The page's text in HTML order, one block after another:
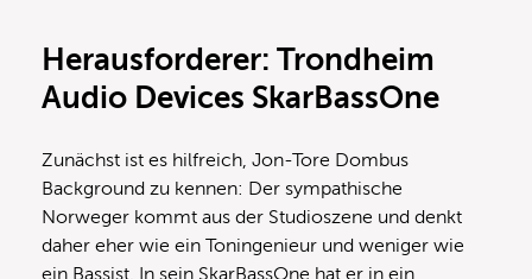
Herausforderer: Trondheim
Audio Devices SkarBassOne
Zunächst ist es hilfreich, Jon-Tore Dombus
Background zu kennen: Der sympathische
Norweger kommt aus der Studioszene und denkt
daher eher wie ein Toningenieur und weniger wie
ein Bassist. In sein SkarBassOne hat er in ein